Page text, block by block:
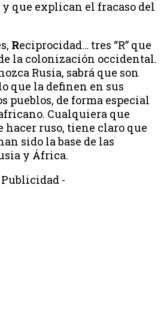
que explican el fracaso del
Reciprocidad… tres “R” que
la colonización occidental.
Rusia, sabrá que son
que la definen en sus
pueblos, de forma especial
Cualquiera que
hacer ruso, tiene claro que
sido la base de las
y África.
Publicidad -